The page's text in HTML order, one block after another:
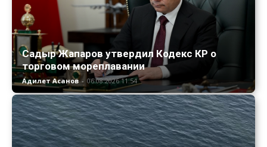
Садыр Жапаров утвердил Кодекс КР о
торговом мореплавании
Адилет Асанов - 06.08.2026 11:54